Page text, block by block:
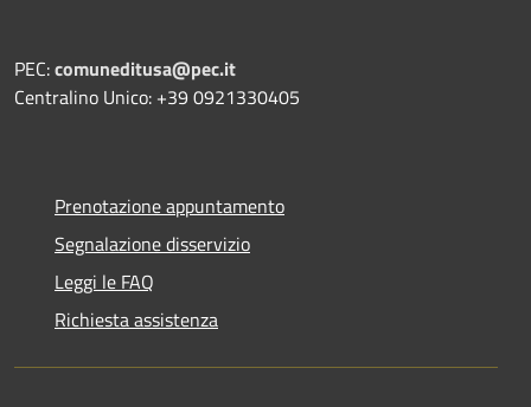
PEC:comuneditusa@pec.it
Centralino Unico: +39 0921330405
Prenotazione appuntamento
Segnalazione disservizio
Leggi le FAQ
Richiesta assistenza